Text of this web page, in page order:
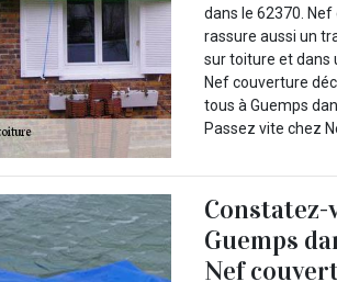
dans le 62370.
rassure aussi un
sur toiture et dans
Nef couverture
tous à Guemps
Passez vite chez
Guemps
Nef